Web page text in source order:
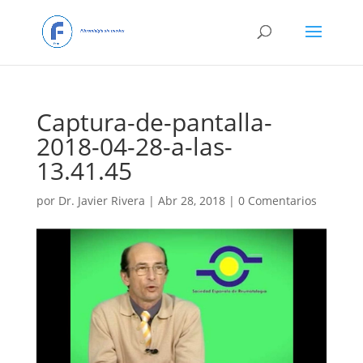
Captura-de-pantalla-
2018-04-28-a-las-
13.41.45
por Dr. Javier Rivera | Abr 28, 2018| 0 Comentarios